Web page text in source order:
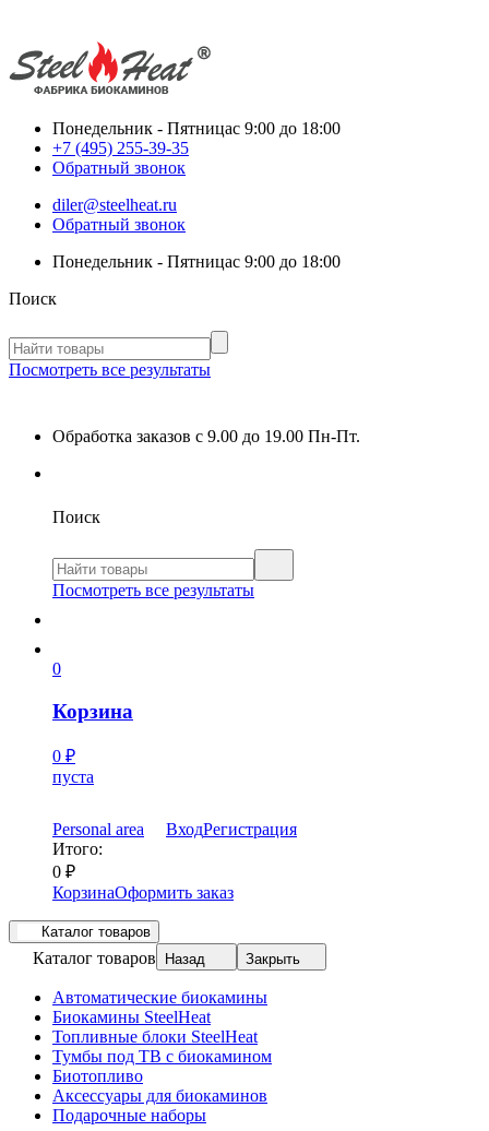
Понедельник - Пятницас 9:00 до 18:00
+7 (495) 255-39-35
Обратный звонок
diler@steelheat.ru
Обратный звонок
Понедельник - Пятницас 9:00 до 18:00
Поиск
Посмотреть все результаты
Обработка заказов с 9.00 до 19.00 Пн-Пт.
Поиск
Посмотреть все результаты
0
Корзина
0 ₽
пуста
Personal area ВходРегистрация
Итого:
0 ₽
КорзинаОформить заказ
Каталог товаров
Каталог товаров Назад Закрыть
Автоматические биокамины
Биокамины SteelHeat
Топливные блоки SteelHeat
Тумбы под ТВ с биокамином
Биотопливо
Аксессуары для биокаминов
Подарочные наборы